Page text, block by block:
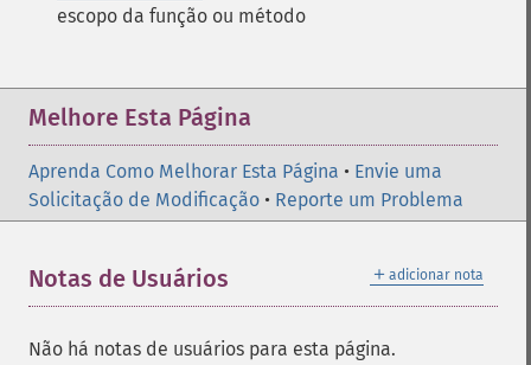
escopo da função ou método
Melhore Esta Página
Aprenda Como Melhorar Esta Página • Envie uma
Solicitação de Modificação • Reporte um Problema
＋ adicionar nota
Notas de Usuários
Não há notas de usuários para esta página.